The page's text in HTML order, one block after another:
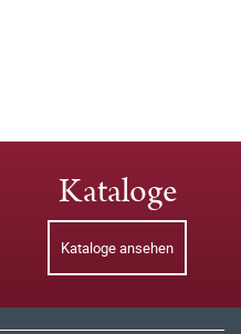
Kataloge
Kataloge ansehen